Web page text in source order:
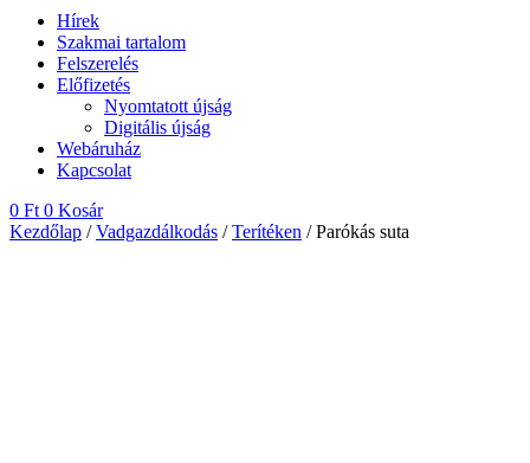
Hírek
Szakmai tartalom
Felszerelés
Előfizetés
Nyomtatott újság
Digitális újság
Webáruház
Kapcsolat
0 Ft 0 Kosár
Kezdőlap /Vadgazdálkodás /Terítéken / Parókás suta